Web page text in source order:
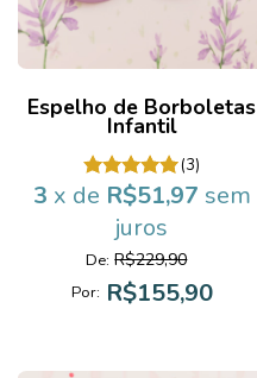
Espelho de Borboletas
Infantil
(3)
3 x de R$51,97 sem
juros
De: R$229,90
Por: R$155,90